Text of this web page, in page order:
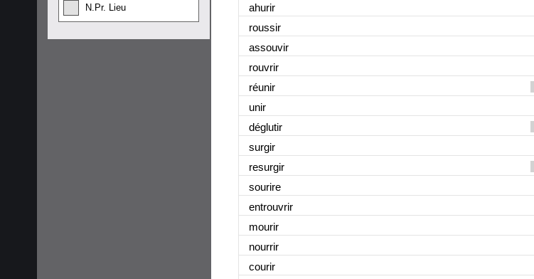
N.Pr. Lieu
ahurir
roussir
assouvir
rouvrir
réunir
unir
déglutir
surgir
resurgir
sourire
entrouvrir
mourir
nourrir
courir